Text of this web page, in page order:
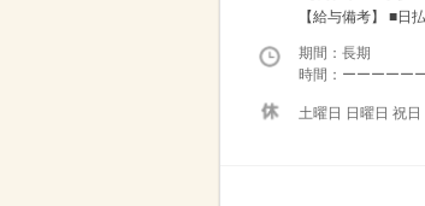
【給与備考】 ■
期間：長期
時間：ーーーーー
土曜日 日曜日 祝日